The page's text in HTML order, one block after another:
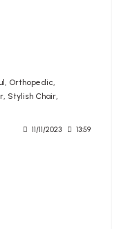
Orthopedic,
Stylish Chair,
11/11/2023 13:59